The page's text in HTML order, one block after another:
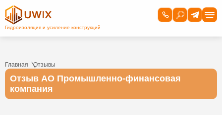
Главная Отзывы
Отзыв АО Промышленно-финансовая
компания